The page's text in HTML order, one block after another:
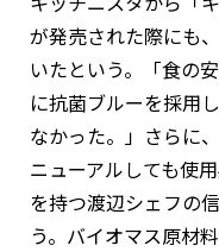
が発売された際にも
いたという。「食の
に抗菌ブルーを採用
なかった。」さらに
ニューアルしても使
を持つ渡辺シェフの
う。バイオマス原材